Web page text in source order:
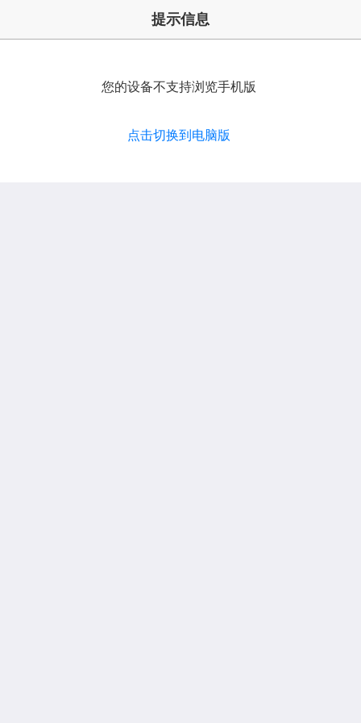
提示信息
您的设备不支持浏览手机版
点击切换到电脑版